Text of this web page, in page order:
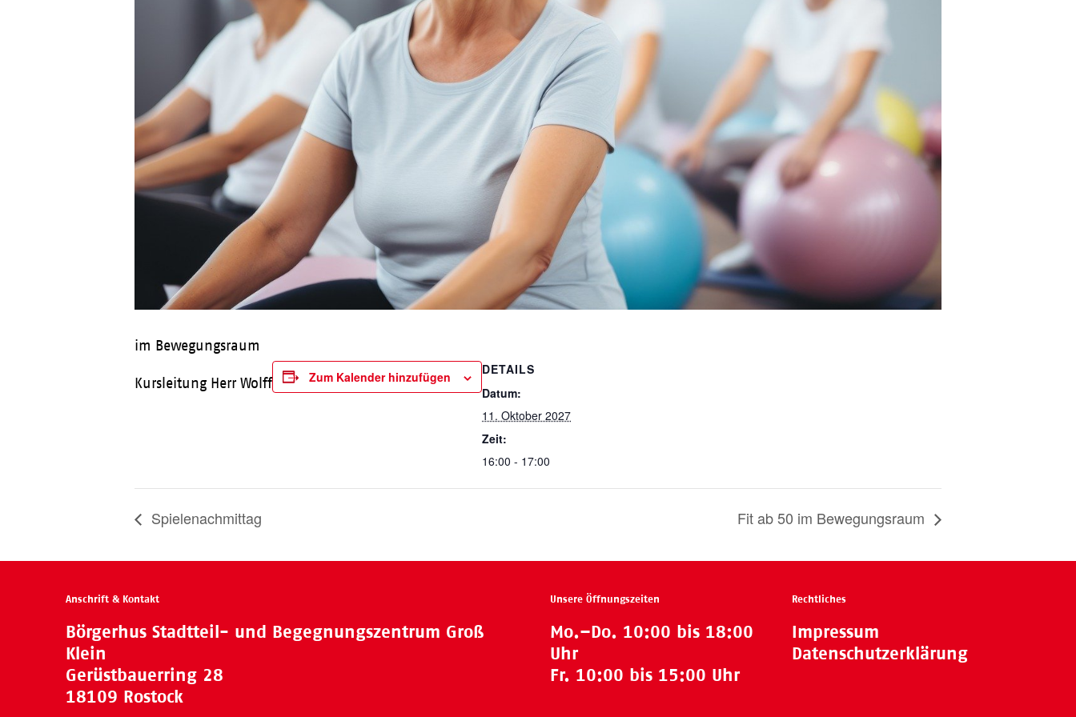
im Bewegungsraum
Kursleitung Herr Wolff Zum Kalender hinzufügen
DETAILS
Datum:
11. Oktober 2027
Zeit:
16:00 - 17:00
Spielenachmittag Fit ab 50 im Bewegungsraum
Anschrift & Kontakt
Börgerhus Stadtteil- und Begegnungszentrum Groß
Klein
Gerüstbauerring 28
18109 Rostock
Unsere Öffnungszeiten
Mo.–Do. 10:00 bis 18:00
Uhr
Fr. 10:00 bis 15:00 Uhr
Rechtliches
Impressum
Datenschutzerklärung